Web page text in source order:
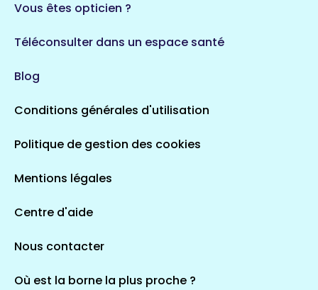
Auvergne-Rhône-Alpes
720 espaces de santé
693 espaces de santé
324 espaces de santé
Loiret
Loir-et-Cher
36 espaces de santé
Saint-Agathon
Vous êtes opticien ?
Téléconsulter dans un espace santé
Blog
Conditions générales d'utilisation
Politique de gestion des cookies
Mentions légales
Centre d'aide
Nous contacter
Où est la borne la plus proche ?